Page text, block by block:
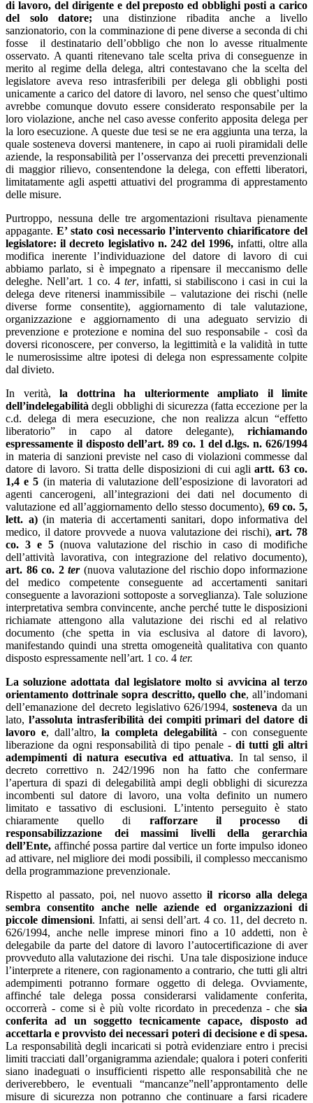
di lavoro, del dirigente e del preposto ed obblighi posti a carico
del solo datore; una distinzione ribadita anche a livello
sanzionatorio, con la comminazione di pene diverse a seconda di chi
fosse il destinatario dell’obbligo che non lo avesse ritualmente
osservato. A quanti ritenevano tale scelta priva di conseguenze in
merito al regime della delega, altri contestavano che la scelta del
legislatore aveva reso intrasferibili per delega gli obblighi posti
unicamente a carico del datore di lavoro, nel senso che quest’ultimo
avrebbe comunque dovuto essere considerato responsabile per la
loro violazione, anche nel caso avesse conferito apposita delega per
la loro esecuzione. A queste due tesi se ne era aggiunta una terza, la
quale sosteneva doversi mantenere, in capo ai ruoli piramidali delle
aziende, la responsabilità per l’osservanza dei precetti prevenzionali
di maggior rilievo, consentendone la delega, con effetti liberatori,
limitatamente agli aspetti attuativi del programma di apprestamento
delle misure.
Purtroppo, nessuna delle tre argomentazioni risultava pienamente
appagante. E’ stato così necessario l’intervento chiarificatore del
legislatore: il decreto legislativo n. 242 del 1996, infatti, oltre alla
modifica inerente l’individuazione del datore di lavoro di cui
abbiamo parlato, si è impegnato a ripensare il meccanismo delle
deleghe. Nell’art. 1 co. 4 ter, infatti, si stabiliscono i casi in cui la
delega deve ritenersi inammissibile – valutazione dei rischi (nelle
diverse forme consentite), aggiornamento di tale valutazione,
organizzazione e aggiornamento di una adeguato servizio di
prevenzione e protezione e nomina del suo responsabile - così da
doversi riconoscere, per converso, la legittimità e la validità in tutte
le numerosissime altre ipotesi di delega non espressamente colpite
dal divieto.
In verità, la dottrina ha ulteriormente
ampliato il limite
dell’indelegabilità degli obblighi di sicurezza (fatta eccezione per la
c.d. delega di mera esecuzione, che non realizza alcun “effetto
liberatorio” in capo al datore delegante), richiamando
espressamente il disposto dell’art. 89 co. 1 del d.lgs. n. 626/1994
in materia di sanzioni previste nel caso di violazioni commesse dal
datore di lavoro. Si tratta delle disposizioni di cui agliartt. 63 co.
1,4 e 5 (in materia di valutazione dell’esposizione di lavoratori ad
agenti cancerogeni, all’integrazioni dei dati nel documento di
valutazione ed all’aggiornamento dello stesso documento), 69 co. 5,
lett. a)(in materia di accertamenti sanitari, dopo informativa del
medico, il datore provvede a nuova valutazione dei rischi), art. 78
co. 3 e 5(nuova valutazione del rischio in caso di modifiche
dell’attività lavorativa, con integrazione del relativo documento),
art. 86 co. 2ter (nuova valutazione del rischio dopo informazione
del medico competente conseguente ad accertamenti sanitari
conseguente a lavorazioni sottoposte a sorveglianza). Tale soluzione
interpretativa sembra convincente, anche perché tutte le disposizioni
richiamate attengono alla valutazione dei rischi ed al relativo
documento (che spetta in via esclusiva al datore di lavoro),
manifestando quindi una stretta omogeneità qualitativa con quanto
disposto espressamente nell’art. 1 co. 4 ter.
La soluzione adottata dal legislatore molto si avvicina al terzo
orientamento dottrinale sopra descritto, quello che, all’indomani
dell’emanazione del decreto legislativo 626/1994,sostenevada un
lato, l’assoluta intrasferibilità dei compiti primari del datore di
lavoro e, dall’altro,la completa delegabilità - con conseguente
liberazione da ogni responsabilità di tipo penale - di tutti gli altri
adempimenti di natura esecutiva ed attuativa. In tal senso, il
decreto correttivo n. 242/1996 non ha fatto che confermare
l’apertura di spazi di delegabilità ampi degli obblighi di sicurezza
incombenti sul datore di lavoro, una volta definito un numero
limitato e tassativo di esclusioni. L’intento perseguito è stato
chiaramente quello di rafforzare il processo di
responsabilizzazione dei massimi livelli della gerarchia
dell’Ente, affinché possa partire dal vertice un forte impulso idoneo
ad attivare, nel migliore dei modi possibili, il complesso meccanismo
della programmazione prevenzionale.
Rispetto al passato, poi, nel nuovo assettoil ricorso alla delega
sembra consentito anche nelle aziende ed organizzazioni di
piccole dimensioni. Infatti, ai sensi dell’art. 4 co. 11, del decreto n.
626/1994, anche nelle imprese minori fino a 10 addetti, non è
delegabile da parte del datore di lavoro l’autocertificazione di aver
provveduto alla valutazione dei rischi. Una tale disposizione induce
l’interprete a ritenere, con ragionamento a contrario, che tutti gli altri
adempimenti potranno formare oggetto di delega. Ovviamente,
affinché tale delega possa considerarsi validamente conferita,
occorrerà - come si è più volte ricordato in precedenza - che sia
conferita ad un soggetto tecnicamente capace, disposto ad
accettarla e provvisto dei necessari poteri di decisione e di spesa.
La responsabilità degli incaricati si potrà evidenziare entro i precisi
limiti tracciati dall’organigramma aziendale; qualora i poteri conferiti
siano inadeguati o insufficienti rispetto alle responsabilità che ne
deriverebbero, le eventuali “mancanze”nell’approntamento delle
misure di sicurezza non potranno che continuare a farsi ricadere